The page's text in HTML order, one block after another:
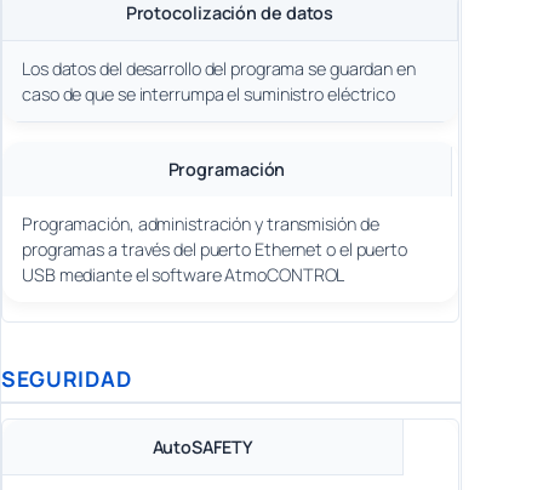
Protocolización de datos
Los datos del desarrollo del programa se guardan en
caso de que se interrumpa el suministro eléctrico
Programación
Programación, administración y transmisión de
programas a través del puerto Ethernet o el puerto
USB mediante el software AtmoCONTROL
SEGURIDAD
AutoSAFETY